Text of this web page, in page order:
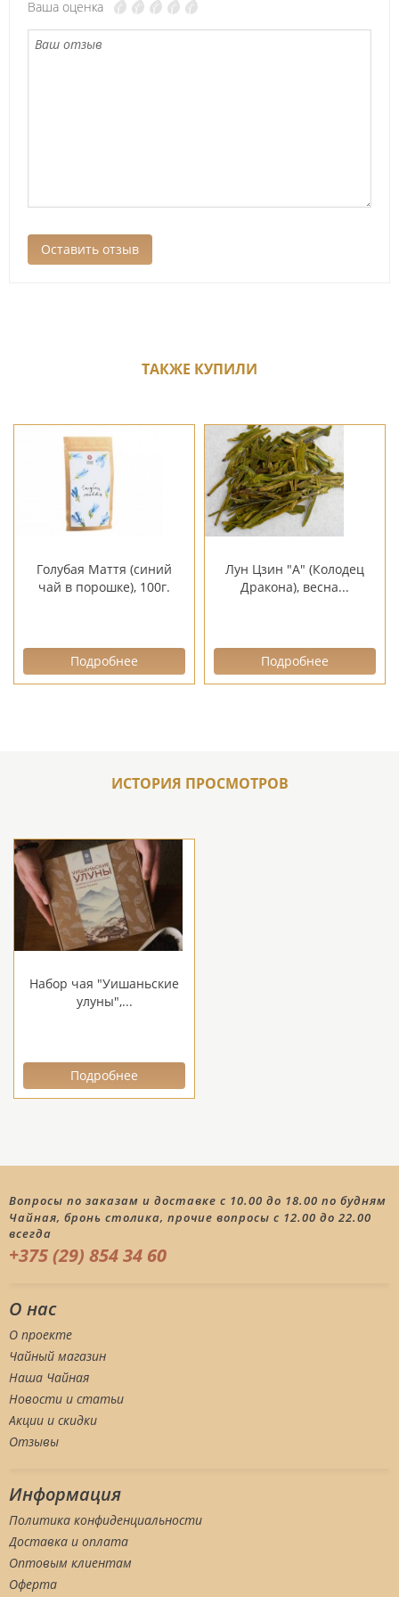
Ваша оценка
ТАКЖЕ КУПИЛИ
Голубая Маття (синий
чай в порошке), 100г.
Подробнее
Лун Цзин "А" (Колодец
Дракона), весна...
Подробнее
ИСТОРИЯ ПРОСМОТРОВ
Набор чая "Уишаньские
улуны",...
Подробнее
Вопросы по заказам и доставке с 10.00 до 18.00 по будням
Чайная, бронь столика, прочие вопросы с 12.00 до 22.00
всегда
+375 (29) 854 34 60
О нас
О проекте
Чайный магазин
Наша Чайная
Новости и статьи
Акции и скидки
Отзывы
Информация
Политика конфиденциальности
Доставка и оплата
Оптовым клиентам
Оферта